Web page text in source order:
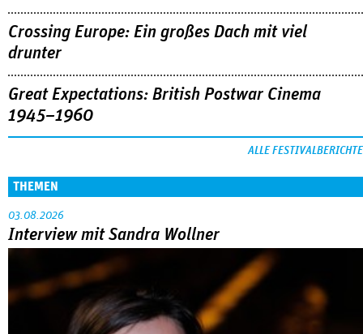
Abarbeitung an der eigenen Familie war das große Thema in
der Reihe »Neues deutsches Kino« beim Filmfest München.
MEHR
DOK.fest München 2026
Crossing Europe: Ein großes Dach mit viel
drunter
Great Expectations: British Postwar Cinema
1945–1960
ALLE FESTIVALBERICHTE